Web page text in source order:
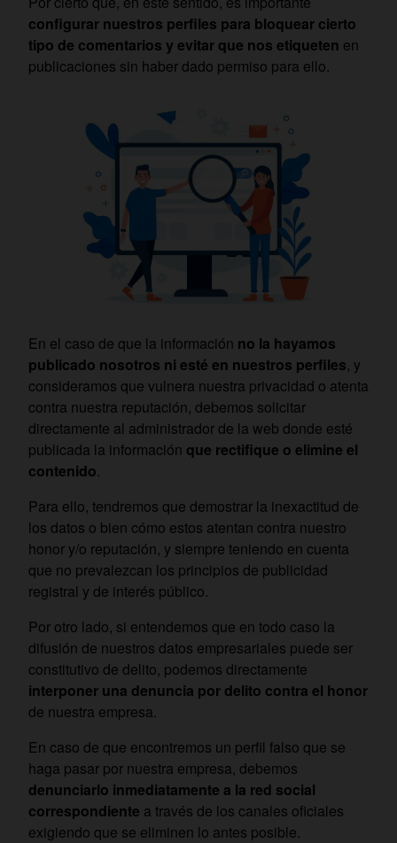
configurar nuestros perfiles para bloquear cierto
tipo de comentarios y evitar que nos etiqueten en
publicaciones sin haber dado permiso para ello.
En el caso de que la información no la hayamos
publicado nosotros ni esté en nuestros perfiles, y
consideramos que vulnera nuestra privacidad o atenta
contra nuestra reputación, debemos solicitar
directamente al administrador de la web donde esté
publicada la información que rectifique o elimine el
contenido.
Para ello, tendremos que demostrar la inexactitud de
los datos o bien cómo estos atentan contra nuestro
honor y/o reputación, y siempre teniendo en cuenta
que no prevalezcan los principios de publicidad
registral y de interés público.
Por otro lado, si entendemos que en todo caso la
difusión de nuestros datos empresariales puede ser
constitutivo de delito, podemos directamente
interponer una denuncia por delito contra el honor
de nuestra empresa.
En caso de que encontremos un perfil falso que se
haga pasar por nuestra empresa, debemos
denunciarlo inmediatamente a la red social
correspondiente a través de los canales oficiales
exigiendo que se eliminen lo antes posible.